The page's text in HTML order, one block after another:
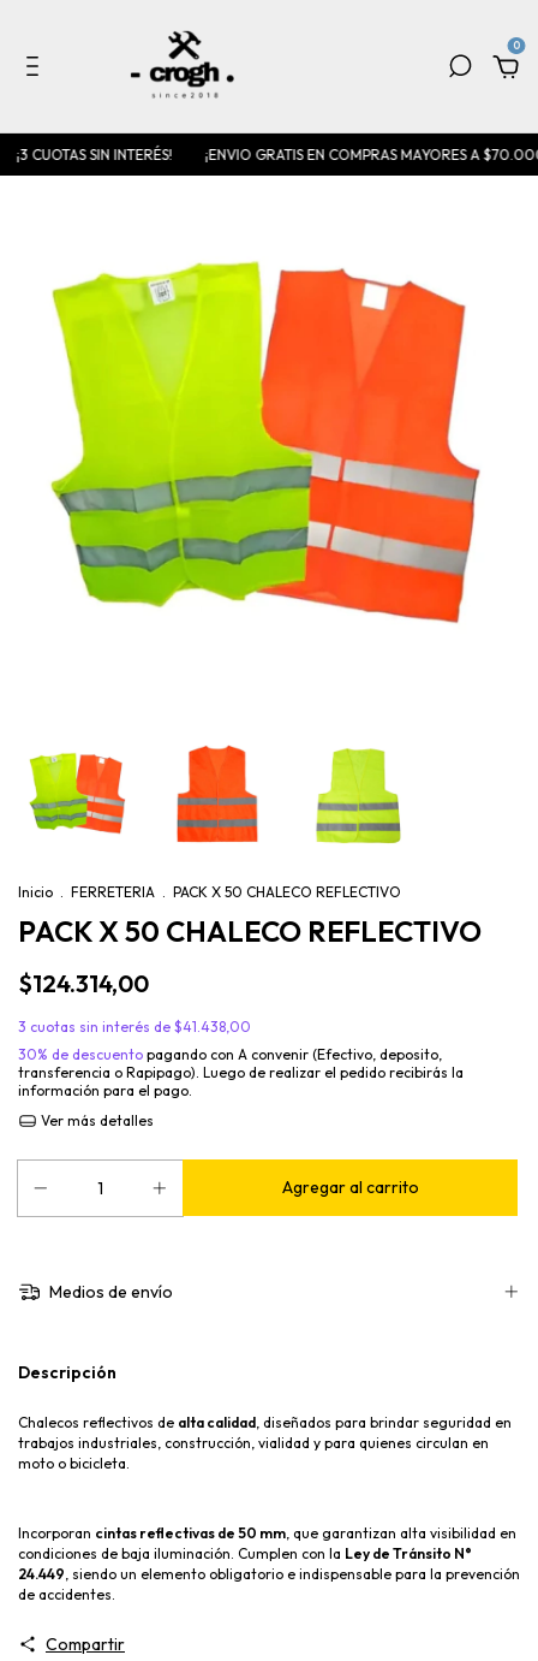
0
¡3 CUOTAS SIN INTERÉS! ¡ENVIO GRATIS EN COMPRAS MAYORES A
Inicio . FERRETERIA . PACK X 50 CHALECO REFLECTIVO
PACK X 50 CHALECO REFLECTIVO
$124.314,00
3 cuotas sin interés de $41.438,00
30% de descuento pagando con A convenir (Efectivo, deposito,
transferencia o Rapipago). Luego de realizar el pedido recibirás la
información para el pago.
Ver más detalles
Medios de envío
Descripción
Chalecos reflectivos de alta calidad , diseñados para brindar seguridad en
trabajos industriales, construcción, vialidad y para quienes circulan en
moto o bicicleta.
Incorporan cintas reflectivas de 50 mm , que garantizan alta visibilidad en
condiciones de baja iluminación. Cumplen con la Ley de Tránsito N°
24.449 , siendo un elemento obligatorio e indispensable para la prevención
de accidentes.
Compartir